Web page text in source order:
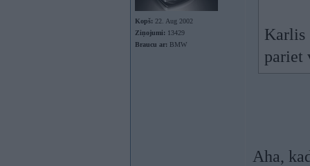
Kopš: 22. Aug 2002
Ziņojumi: 13429
Braucu ar: BMW
Karlis
pariet
Aha,